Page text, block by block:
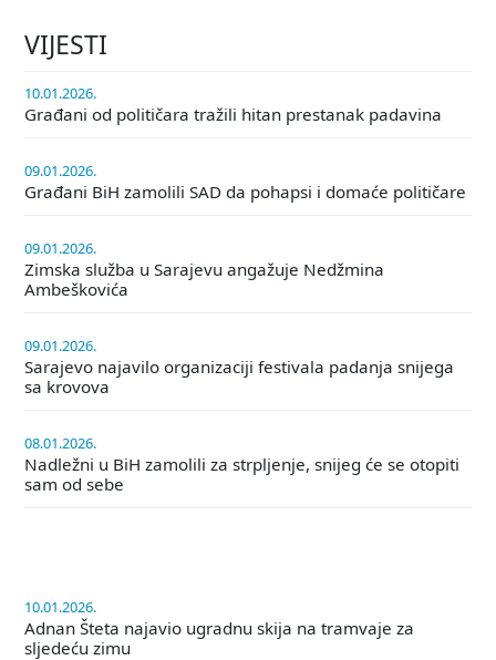
VIJESTI
10.01.2026.
Građani od političara tražili hitan prestanak padavina
09.01.2026.
Građani BiH zamolili SAD da pohapsi i domaće političare
09.01.2026.
Zimska služba u Sarajevu angažuje Nedžmina
Ambeškovića
09.01.2026.
Sarajevo najavilo organizaciji festivala padanja snijega
sa krovova
08.01.2026.
Nadležni u BiH zamolili za strpljenje, snijeg će se otopiti
sam od sebe
10.01.2026.
Adnan Šteta najavio ugradnu skija na tramvaje za
sljedeću zimu